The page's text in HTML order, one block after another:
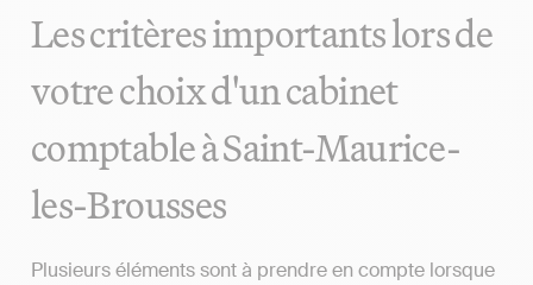
Les critères importants lors de
votre choix d'un cabinet
comptable à Saint-Maurice-
les-Brousses
Plusieurs éléments sont à prendre en compte lorsque